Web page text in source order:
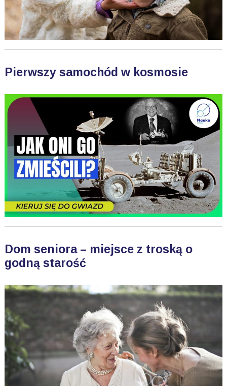
Pierwszy samochód w kosmosie
Dom seniora – miejsce z troską o
godną starość